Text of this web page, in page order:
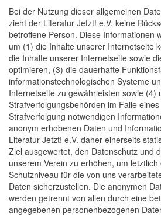
Bei der Nutzung dieser allgemeinen
zieht der Literatur Jetzt! e.V. keine
betroffene Person. Diese Informationen
um (1) die Inhalte unserer Internetseite
die Inhalte unserer Internetseite sowie
optimieren, (3) die dauerhafte
informationstechnologischen Systeme
Internetseite zu gewährleisten sowie (4)
Strafverfolgungsbehörden im Falle
Strafverfolgung notwendigen
anonym erhobenen Daten und
Literatur Jetzt! e.V. daher einerseits
Ziel ausgewertet, den Datenschutz und
unserem Verein zu erhöhen, um
Schutzniveau für die von uns
Daten sicherzustellen. Die anonymen
werden getrennt von allen durch eine
angegebenen personenbezogenen